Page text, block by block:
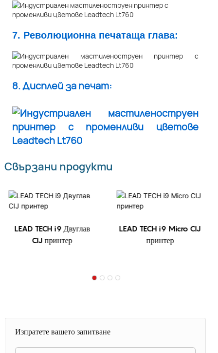
7. Революционна печатаща глава:
8. Дисплей за печат:
Свързани продукти
LEAD TECH i9 Двуглав
CIJ принтер
LEAD TECH i9 Micro CIJ
принтер
Изпратете вашето запитване